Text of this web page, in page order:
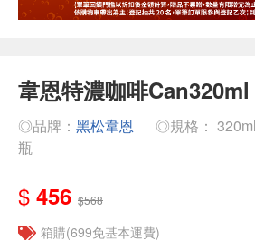
韋恩特濃咖啡Can320ml
◎品牌： 黑松韋恩
◎規格：
瓶
$ 456 $568
箱購(699免基本運費)